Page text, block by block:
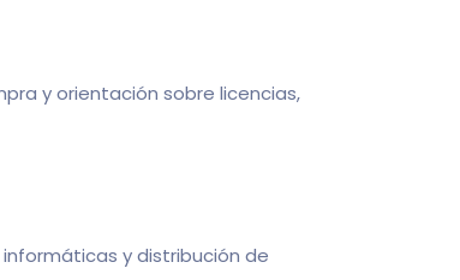
y orientación sobre licencias,
y distribución de